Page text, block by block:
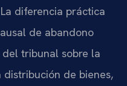
diferencia práctica
de abandono
tribunal sobre la
de bienes,